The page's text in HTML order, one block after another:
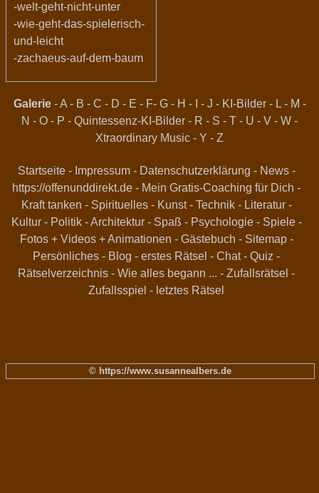
-welt-geht-nicht-unter
-wie-geht-das-spielerisch-
und-leicht
-zachaeus-auf-dem-baum
Galerie-A- B - C - D - E - F- G- H -I - J - KI-Bilder- L- M -
N - O - P - Quintessenz-KI-Bilder - R - S - T - U - V - W -
Xtraordinary Music - Y - Z
Startseite- Impressum- Datenschutzerklärung - News-
https://offenunddirekt.de - Mein Gratis-Coaching für Dich -
Kraft tanken - Spirituelles- Kunst- Technik- Literatur-
Kultur- Politik-Architektur- Spaß - Psychologie- Spiele-
Fotos + Videos + Animationen - Gästebuch - Sitemap-
Persönliches - Blog - erstes Rätsel - Chat- Quiz -
Rätselverzeichnis - Wie alles begann ... - Zufallsrätsel -
Zufallsspiel - letztes Rätsel
© https://www.susannealbers.de